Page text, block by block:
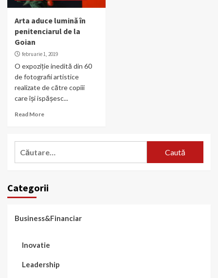
Arta aduce lumină în
penitenciarul de la
Goian
februarie 1, 2019
O expoziție inedită din 60
de fotografii artistice
realizate de către copiii
care își ispășesc...
Read More
Categorii
Business&Financiar
Inovatie
Leadership